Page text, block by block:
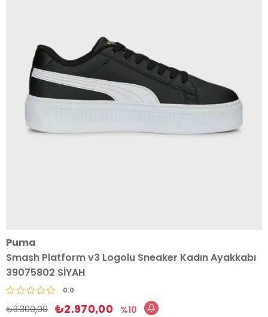
Puma
Smash Platform v3 Logolu Sneaker Kadın Ayakkabı
39075802 SİYAH
0.0
₺3.300,00 ₺2.970,00
10